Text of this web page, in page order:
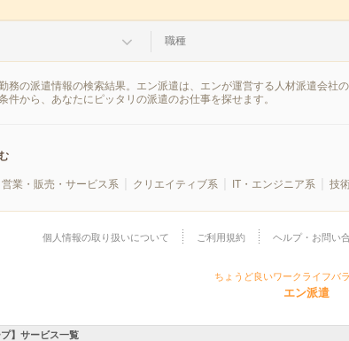
職種
務の派遣情報の検索結果。エン派遣は、エンが運営する人材派遣会
件から、あなたにピッタリの派遣のお仕事を探せます。
営業・販売・サービス系 クリエイティブ系 IT・エンジニア系 技
個人情報の取り扱いについて ご利用規約 ヘルプ・お問い
ちょうど良いワークライフバ
エン派遣
プ】サービス一覧